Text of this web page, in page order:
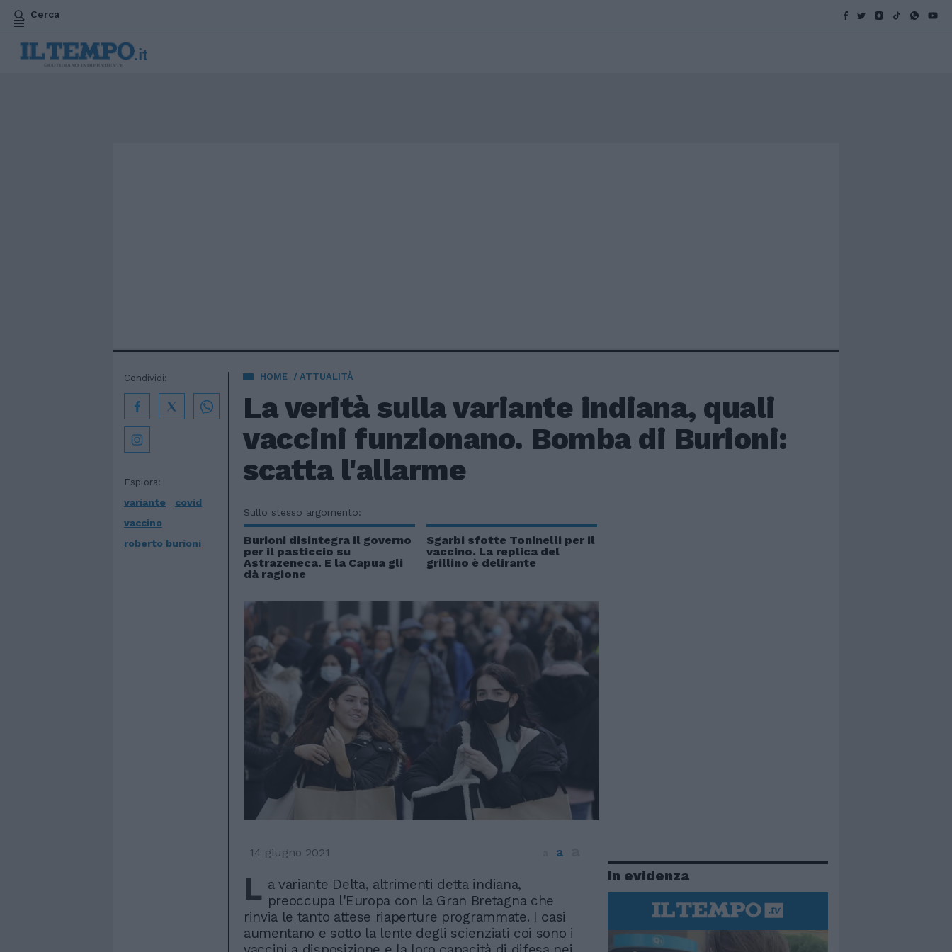
Cerca
HOME ATTUALITÀ
La verità sulla variante indiana, quali
vaccini funzionano. Bomba di Burioni:
scatta l'allarme
Esplora:
variante
covid
vaccino
roberto burioni
Condividi:
Sullo stesso argomento:
Burioni disintegra il governo
per il pasticcio su
Astrazeneca. E la Capua gli
dà ragione
Sgarbi sfotte Toninelli per il
vaccino. La replica del
grillino è delirante
14 giugno 2021 a
L a variante Delta, altrimenti detta indiana,
preoccupa l'Europa con la Gran Bretagna che
rinvia le tanto attese riaperture programmate. I casi
aumentano e sotto la lente degli scienziati coi sono i
In evidenza